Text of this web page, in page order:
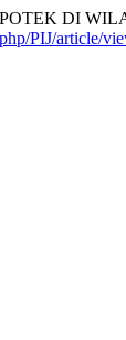
DI
PIJ/article/